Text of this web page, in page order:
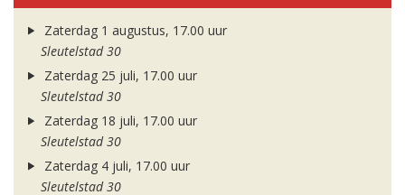
Zaterdag 1 augustus, 17.00 uur
Sleutelstad 30
Zaterdag 25 juli, 17.00 uur
Sleutelstad 30
Zaterdag 18 juli, 17.00 uur
Sleutelstad 30
Zaterdag 4 juli, 17.00 uur
Sleutelstad 30